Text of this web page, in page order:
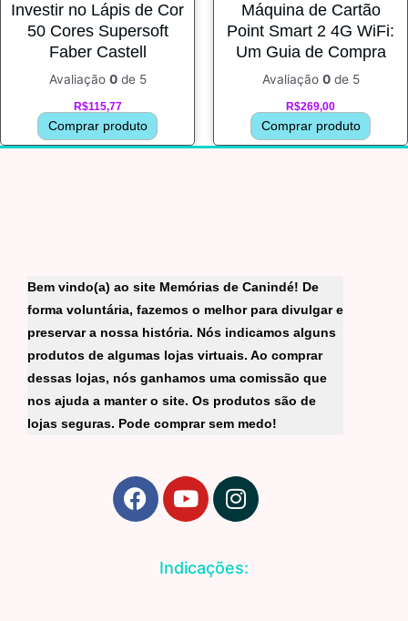
Investir no Lápis de Cor
50 Cores Supersoft
Faber Castell
Avaliação 0de 5
R$115,77
Comprar produto
Máquina de Cartão
Point Smart 2 4G WiFi:
Um Guia de Compra
Avaliação 0de 5
R$269,00
Comprar produto
Bem vindo(a) ao site Memórias de Canindé! De
forma voluntária, fazemos o melhor para divulgar e
preservar a nossa história. Nós indicamos alguns
produtos de algumas lojas virtuais. Ao comprar
dessas lojas, nós ganhamos uma comissão que
nos ajuda a manter o site. Os produtos são de
lojas seguras. Pode comprar sem medo!
F
a
Y
o
t
u
I
n
a
Indicações: